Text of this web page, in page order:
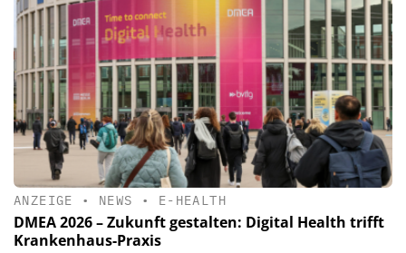
ANZEIGE • NEWS • E-HEALTH
DMEA 2026 – Zukunft gestalten: Digital Health trifft
Krankenhaus-Praxis